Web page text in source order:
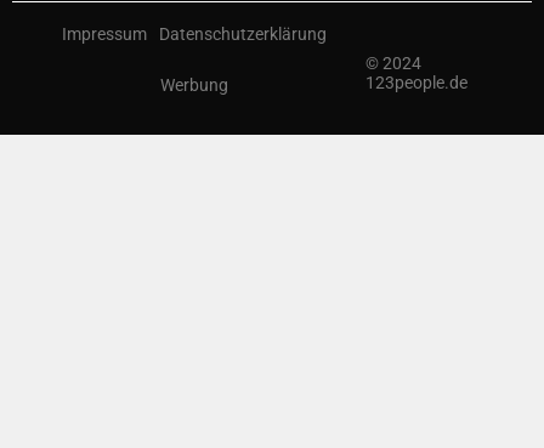
© 2024
123people.de
Impressum Datenschutzerklärung
Werbung